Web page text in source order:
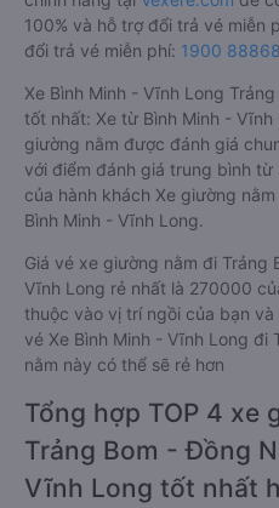
100% và hỗ trợ đổi trả vé miễn
đổi trả vé miễn phí: 1900
Xe Bình Minh - Vĩnh Long
tốt nhất: Xe từ Bình Minh -
giường nằm được đánh giá
với điểm đánh giá trung bình
của hành khách Xe giường
Bình Minh - Vĩnh Long.
Giá vé xe giường nằm đi Trảng
Vĩnh Long rẻ nhất là 270000
thuộc vào vị trí ngồi của bạn
vé Xe Bình Minh - Vĩnh Long
nằm này có thể sẽ rẻ hơn
Tổng hợp TOP 4 xe
Trảng Bom - Đồng
Vĩnh Long tốt nhất